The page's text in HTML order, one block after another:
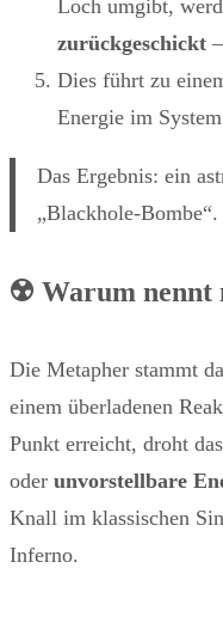
Loch umgibt,
zurückgeschickt
Dies führt zu
Energie im System
Das Ergebnis: ein
„Blackhole-Bombe“.
☢️ Warum nennt
Die Metapher stammt
einem überladenen
Punkt erreicht, droht
oder unvorstellbare
Knall im klassischen
Inferno.